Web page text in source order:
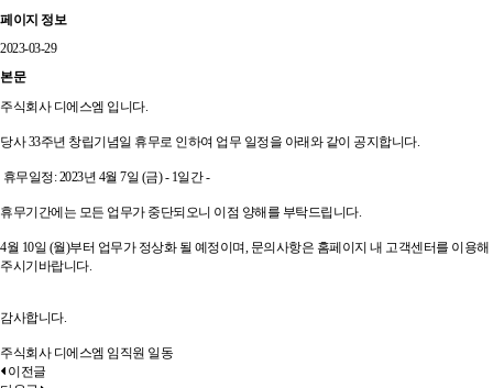
페이지 정보
2023-03-29
본문
주식회사 디에스엠 입니다.
당사 33주년 창립기념일 휴무로 인하여 업무 일정을 아래와 같이 공지합니다.
휴무일정: 2023년 4월 7일 (금) - 1일간 -
휴무기간에는 모든 업무가 중단되오니 이점 양해를 부탁드립니다.
4월 10일 (월)부터 업무가 정상화 될 예정이며, 문의사항은 홈페이지 내 고객센터를 이용해
주시기바랍니다.
감사합니다.
주식회사 디에스엠 임직원 일동
이전글